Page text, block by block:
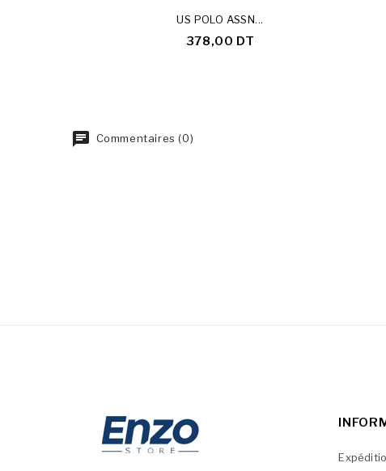
US POLO ASSN...
378,00 DT
Commentaires (0)